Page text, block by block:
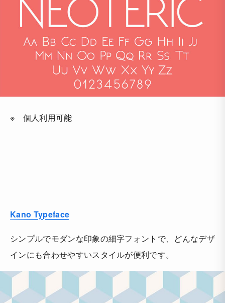
※ 個人利用可能
Kano Typeface
シンプルでモダンな印象の細字フォントで、どんなデザ
インにも合わせやすいスタイルが便利です。